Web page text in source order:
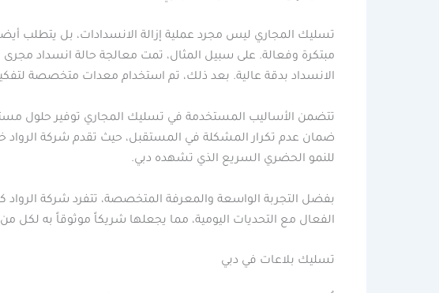
تسليك المجاري ليس مجرد عملية إزالة الانسدادات، بل يتطلب
مبتكرة وفعالة. على سبيل المثال، تمت معالجة حالة انسداد
الانسداد بدقة عالية. بعد ذلك، تم استخدام معدات متخصصة
تتضمن الأساليب المستخدمة في تسليك المجاري توفير حلول
ضمان عدم تكرار المشكلة في المستقبل، حيث تقدم شركة
للنمو الحضري السريع الذي تشهده دبي.
بفضل التجربة الواسعة والمعرفة المتخصصة، تتفرد شركة
الفعال مع التحديات اليومية، مما يجعلها شريكاً موثوقاً به لكل
تسليك بلاعات في دبي